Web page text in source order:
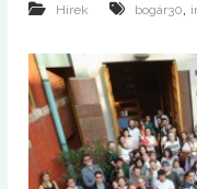
Hírek bogár30